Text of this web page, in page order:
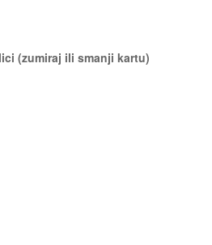
(zumiraj ili smanji kartu)